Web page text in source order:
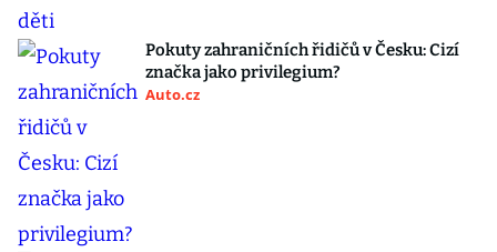
Pokuty zahraničních řidičů v Česku: Cizí
značka jako privilegium?
Auto.cz